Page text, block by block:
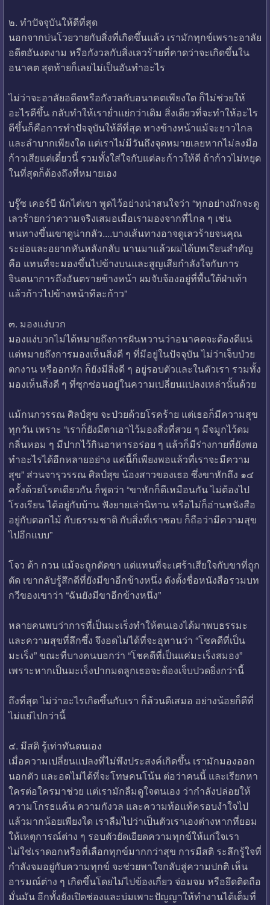
๒. ทำปัจจุบันให้ดีที่สุด
นอกจากบ่นโวยวายกับสิ่งที่เกิดขึ้นแล้ว เรามักทุกข์เพราะอาลัย
อดีตอันงดงาม หรือกังวลกับสิ่งเลวร้ายที่คาดว่าจะเกิดขึ้นใน
อนาคต สุดท้ายก็เลยไม่เป็นอันทำอะไร
ไม่ว่าจะอาลัยอดีตหรือกังวลกับอนาคตเพียงใด ก็ไม่ช่วยให้
อะไรดีขึ้น กลับทำให้เราย่ำแย่กว่าเดิม สิ่งเดียวที่จะทำให้อะไร
ดีขึ้นก็คือการทำปัจจุบันให้ดีที่สุด ทางข้างหน้าแม้จะยาวไกล
และลำบากเพียงใด แต่เราไม่มีวันถึงจุดหมายเลยหากไม่ลงมือ
ก้าวเสียแต่เดี๋ยวนี้ รวมทั้งใส่ใจกับแต่ละก้าวให้ดี ถ้าก้าวไม่หยุด
ในที่สุดก็ต้องถึงที่หมายเอง
บรู๊ซ เคอร์บี นักไต่เขา พูดไว้อย่างน่าสนใจว่า “ทุกอย่างมักจะดู
เลวร้ายกว่าความจริงเสมอเมื่อเรามองจากที่ไกล ๆ เช่น
หนทางขึ้นเขาดูน่ากลัว....บางเส้นทางอาจดูเลวร้ายจนคุณ
ระย่อและอยากหันหลังกลับ นานมาแล้วผมได้บทเรียนสำคัญ
คือ แทนที่จะมองขึ้นไปข้างบนและสูญเสียกำลังใจกับการ
จินตนาการถึงอันตรายข้างหน้า ผมจับจ้องอยู่ที่พื้นใต้ฝ่าเท้า
แล้วก้าวไปข้างหน้าทีละก้าว”
๓. มองแง่บวก
มองแง่บวกไม่ได้หมายถึงการฝันหวานว่าอนาคตจะต้องดีแน่
แต่หมายถึงการมองเห็นสิ่งดี ๆ ที่มีอยู่ในปัจจุบัน ไม่ว่าเจ็บป่วย
ตกงาน หรืออกหัก ก็ยังมีสิ่งดี ๆ อยู่รอบตัวและในตัวเรา รวมทั้ง
มองเห็นสิ่งดี ๆ ที่ซุกซ่อนอยู่ในความเปลี่ยนแปลงเหล่านั้นด้วย
แม้กนกวรรณ ศิลป์สุข จะป่วยด้วยโรคร้าย แต่เธอก็มีความสุข
ทุกวัน เพราะ “เราก็ยังมีตาเอาไว้มองสิ่งที่สวย ๆ มีจมูกไว้ดม
กลิ่นหอม ๆ มีปากไว้กินอาหารอร่อย ๆ แล้วก็มีร่างกายที่ยังพอ
ทำอะไรได้อีกหลายอย่าง แค่นี้ก็เพียงพอแล้วที่เราจะมีความ
สุข” ส่วนจารุวรรณ ศิลป์สุข น้องสาวของเธอ ซึ่งขาหักถึง ๑๔
ครั้งด้วยโรคเดียวกัน ก็พูดว่า “ขาหักก็ดีเหมือนกัน ไม่ต้องไป
โรงเรียน ได้อยู่กับบ้าน ฟังยายเล่านิทาน หรือไม่ก็อ่านหนังสือ
อยู่กับดอกไม้ กับธรรมชาติ กับสิ่งที่เราชอบ ก็ถือว่ามีความสุข
ไปอีกแบบ”
โจว ต้า กวน แม้จะถูกตัดขา แต่แทนที่จะเศร้าเสียใจกับขาที่ถูก
ตัด เขากลับรู้สึกดีที่ยังมีขาอีกข้างหนึ่ง ดังตั้งชื่อหนังสือรวมบท
กวีของเขาว่า “ฉันยังมีขาอีกข้างหนึ่ง”
หลายคนพบว่าการที่เป็นมะเร็งทำให้ตนเองได้มาพบธรรมะ
และความสุขที่ลึกซึ้ง จึงอดไม่ได้ที่จะอุทานว่า “โชคดีที่เป็น
มะเร็ง” ขณะที่บางคนบอกว่า “โชคดีที่เป็นแค่มะเร็งสมอง”
เพราะหากเป็นมะเร็งปากมดลูกเธอจะต้องเจ็บปวดยิ่งกว่านี้
ถึงที่สุด ไม่ว่าอะไรเกิดขึ้นกับเรา ก็ล้วนดีเสมอ อย่างน้อยก็ดีที่
ไม่แย่ไปกว่านี้
๔. มีสติ รู้เท่าทันตนเอง
เมื่อความเปลี่ยนแปลงที่ไม่พึงประสงค์เกิดขึ้น เรามักมองออก
นอกตัว และอดไม่ได้ที่จะโทษคนโน้น ต่อว่าคนนี้ และเรียกหา
ใครต่อใครมาช่วย แต่เรามักลืมดูใจตนเอง ว่ากำลังปล่อยให้
ความโกรธแค้น ความกังวล และความท้อแท้ครอบงำใจไป
แล้วมากน้อยเพียงใด เราลืมไปว่าเป็นตัวเราเองต่างหากที่ยอม
ให้เหตุการณ์ต่าง ๆ รอบตัวยัดเยียดความทุกข์ให้แก่ใจเรา
ไม่ใช่เราดอกหรือที่เลือกทุกข์มากกว่าสุข การมีสติ ระลึกรู้ใจที่
กำลังจมอยู่กับความทุกข์ จะช่วยพาใจกลับสู่ความปกติ เห็น
อารมณ์ต่าง ๆ เกิดขึ้นโดยไม่ไปข้องเกี่ยว จ่อมจม หรือยึดติดถือ
มั่นมัน อีกทั้งยังเปิดช่องและบ่มเพาะปัญญาให้ทำงานได้เต็มที่